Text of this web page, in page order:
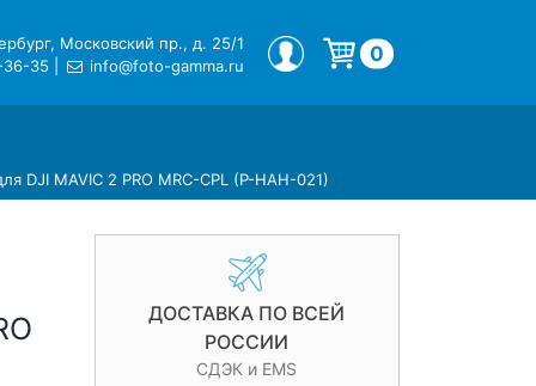
Московский пр., д. 25/1
36-35
info@foto-gamma.ru
МОЙ ПРОФИЛЬ 0
DJI MAVIC 2 PRO MRC-CPL (P-HAH-021)
ДОСТАВКА ПО ВСЕЙ
РОССИИ
СДЭК и EMS